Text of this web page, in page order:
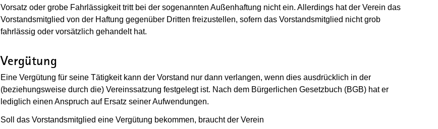
Vorsatz oder grobe Fahrlässigkeit tritt bei der sogenannten Außenhaftung nicht ein. Allerdings hat der Verein das
Vorstandsmitglied von der Haftung gegenüber Dritten freizustellen, sofern das Vorstandsmitglied nicht grob
fahrlässig oder vorsätzlich gehandelt hat.
Vergütung
Eine Vergütung für seine Tätigkeit kann der Vorstand nur dann verlangen, wenn dies ausdrücklich in der
(beziehungsweise durch die) Vereinssatzung festgelegt ist. Nach dem Bürgerlichen Gesetzbuch (BGB) hat er
lediglich einen Anspruch auf Ersatz seiner Aufwendungen.
Soll das Vorstandsmitglied eine Vergütung bekommen, braucht der Verein